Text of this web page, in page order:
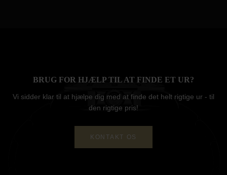
BRUG FOR HJÆLP TIL AT FINDE ET UR?
Vi sidder klar til at hjælpe dig med at finde det helt rigtige ur - til
den rigtige pris!
KONTAKT OS